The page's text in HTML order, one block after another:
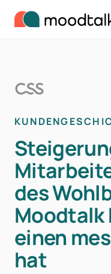
des
Moodtalk
einen
hat